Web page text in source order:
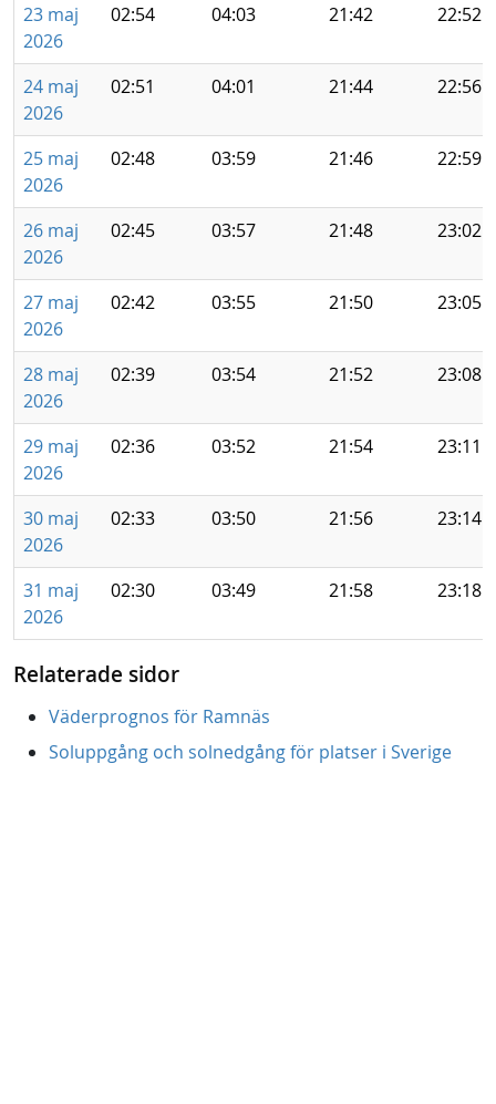
23 maj
2026
02:54 04:03 21:42 22:52
24 maj
2026
02:51 04:01 21:44 22:56
25 maj
2026
02:48 03:59 21:46 22:59
26 maj
2026
02:45 03:57 21:48 23:02
27 maj
2026
02:42 03:55 21:50 23:05
28 maj
2026
02:39 03:54 21:52 23:08
29 maj
2026
02:36 03:52 21:54 23:11
30 maj
2026
02:33 03:50 21:56 23:14
31 maj
2026
02:30 03:49 21:58 23:18
Relaterade sidor
Väderprognos för Ramnäs
Soluppgång och solnedgång för platser i Sverige